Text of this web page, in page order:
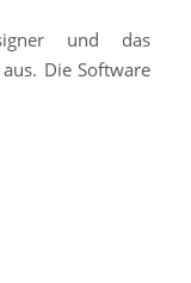
und das
Die Software